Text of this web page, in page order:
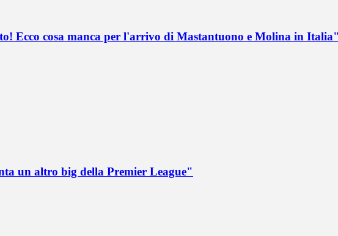
Ecco cosa manca per l'arrivo di Mastantuono e Molina in
un altro big della Premier League"